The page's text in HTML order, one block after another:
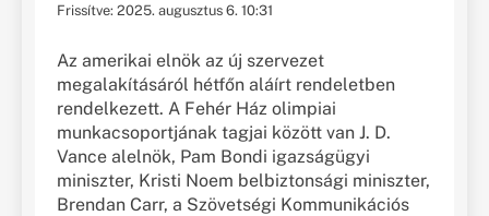
Frissítve: 2025. augusztus 6. 10:31
Az amerikai elnök az új szervezet
megalakításáról hétfőn aláírt rendeletben
rendelkezett. A Fehér Ház olimpiai
munkacsoportjának tagjai között van J. D.
Vance alelnök, Pam Bondi igazságügyi
miniszter, Kristi Noem belbiztonsági miniszter,
Brendan Carr, a Szövetségi Kommunikációs